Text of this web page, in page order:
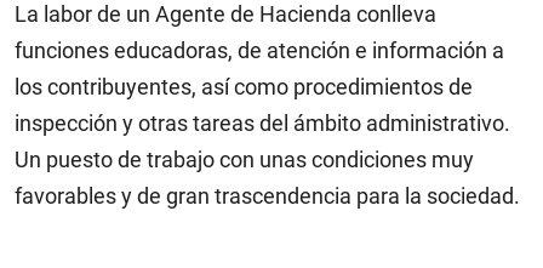
La labor de un Agente de Hacienda conlleva
funciones educadoras, de atención e información a
los contribuyentes, así como procedimientos de
inspección y otras tareas del ámbito administrativo.
Un puesto de trabajo con unas condiciones muy
favorables y de gran trascendencia para la sociedad.